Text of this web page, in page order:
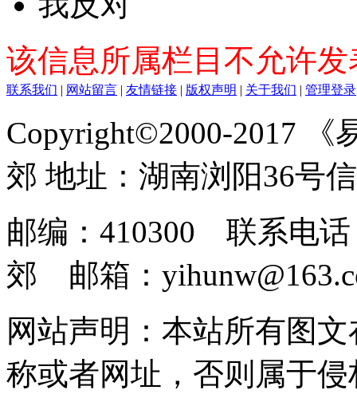
该信息所属栏目不允许
联系我们 | 网站留言 | 友情链接 | 版权声明 | 关于我们 | 管理登录
Copyright©2000-2017 《
郊 地址：湖南浏阳36号
邮编：410300 联系电
郊 邮箱：
网站声明：本站所有图
称或者网址，否则属于